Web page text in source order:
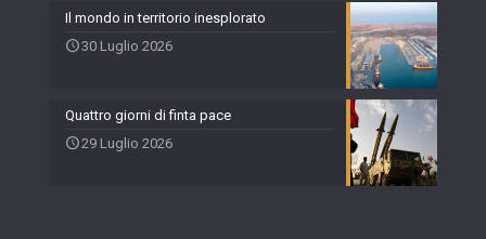
Il mondo in territorio inesplorato
30 Luglio 2026
Quattro giorni di finta pace
29 Luglio 2026